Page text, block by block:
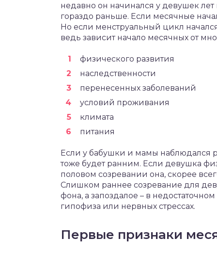
недавно он начинался у девушек лет
гораздо раньше. Если месячные
Но если менструальный цикл начался
ведь зависит начало месячных от
физического развития
наследственности
перенесенных заболеваний
условий проживания
климата
питания
Если у бабушки и мамы наблюдался
тоже будет ранним. Если девушка
половом созревании она, скорее
Слишком раннее созревание для
фона, а запоздалое – в
гипофиза или нервных стрессах.
Первые признаки